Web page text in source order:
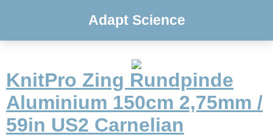
Adapt Science
KnitPro Zing Rundpinde
Aluminium 150cm 2,75mm /
59in US2 Carnelian